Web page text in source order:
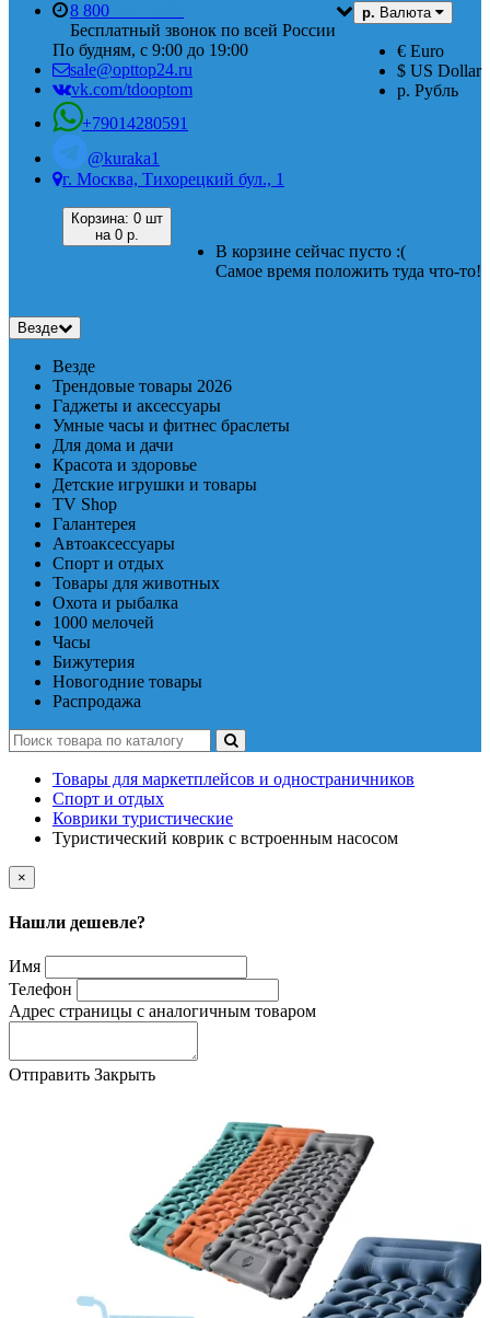
р. Валюта
€ Euro
$ US Dollar
р. Рубль
8 800
Бесплатный звонок по всей России
По будням, с 9:00 до 19:00
sale@opttop24.ru
vk.com/tdooptom
+79014280591
@kuraka1
г. Москва, Тихорецкий бул., 1
Корзина: 0 шт
на 0 р.
В корзине сейчас пусто :(
Самое время положить туда что-то!
Везде
Везде
Трендовые товары 2026
Гаджеты и аксессуары
Умные часы и фитнес браслеты
Для дома и дачи
Красота и здоровье
Детские игрушки и товары
TV Shop
Галантерея
Автоаксессуары
Спорт и отдых
Товары для животных
Охота и рыбалка
1000 мелочей
Часы
Бижутерия
Новогодние товары
Распродажа
Товары для маркетплейсов и одностраничников
Спорт и отдых
Коврики туристические
Туристический коврик с встроенным насосом
×
Нашли дешевле?
Имя
Телефон
Адрес страницы с аналогичным товаром
Отправить Закрыть